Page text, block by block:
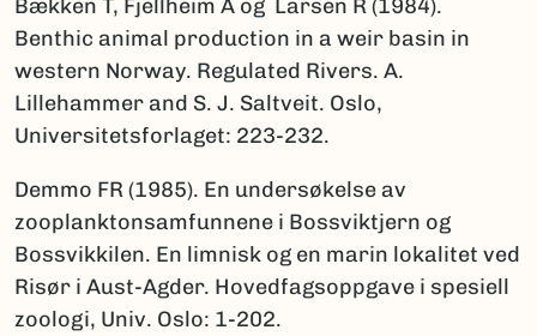
Bækken T, Fjellheim A og Larsen R (1984).
Benthic animal production in a weir basin in
western Norway. Regulated Rivers. A.
Lillehammer and S. J. Saltveit. Oslo,
Universitetsforlaget: 223-232.
Demmo FR (1985). En undersøkelse av
zooplanktonsamfunnene i Bossviktjern og
Bossvikkilen. En limnisk og en marin lokalitet ved
Risør i Aust-Agder. Hovedfagsoppgave i spesiell
zoologi, Univ. Oslo: 1-202.